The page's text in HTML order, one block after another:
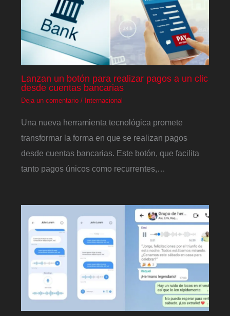
Lanzan un botón para realizar pagos a un clic
desde cuentas bancarias
Deja un comentario / Internacional
Una nueva herramienta tecnológica promete
transformar la forma en que se realizan pagos
desde cuentas bancarias. Este botón, que facilita
tanto pagos únicos como recurrentes,…